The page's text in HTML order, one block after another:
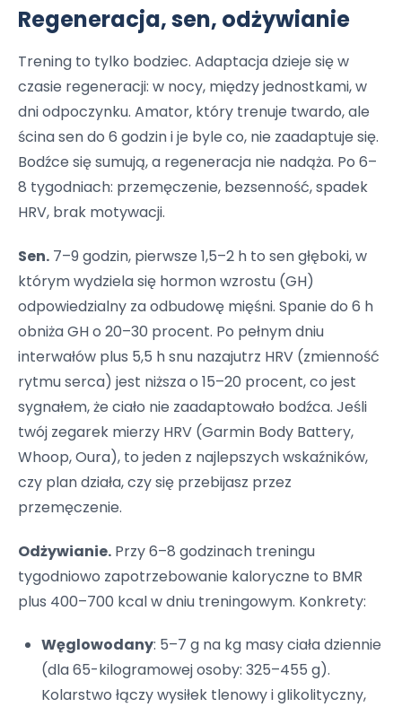
Regeneracja, sen, odżywianie
Trening to tylko bodziec. Adaptacja dzieje się w
czasie regeneracji: w nocy, między jednostkami, w
dni odpoczynku. Amator, który trenuje twardo, ale
ścina sen do 6 godzin i je byle co, nie zaadaptuje się.
Bodźce się sumują, a regeneracja nie nadąża. Po 6–
8 tygodniach: przemęczenie, bezsenność, spadek
HRV, brak motywacji.
Sen. 7–9 godzin, pierwsze 1,5–2 h to sen głęboki, w
którym wydziela się hormon wzrostu (GH)
odpowiedzialny za odbudowę mięśni. Spanie do 6 h
obniża GH o 20–30 procent. Po pełnym dniu
interwałów plus 5,5 h snu nazajutrz HRV (zmienność
rytmu serca) jest niższa o 15–20 procent, co jest
sygnałem, że ciało nie zaadaptowało bodźca. Jeśli
twój zegarek mierzy HRV (Garmin Body Battery,
Whoop, Oura), to jeden z najlepszych wskaźników,
czy plan działa, czy się przebijasz przez
przemęczenie.
Odżywianie. Przy 6–8 godzinach treningu
tygodniowo zapotrzebowanie kaloryczne to BMR
plus 400–700 kcal w dniu treningowym. Konkrety:
Węglowodany: 5–7 g na kg masy ciała dziennie
(dla 65-kilogramowej osoby: 325–455 g).
Kolarstwo łączy wysiłek tlenowy i glikolityczny,